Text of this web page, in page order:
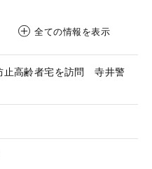
全ての情報を表示
止高齢者宅を訪問 寺井警